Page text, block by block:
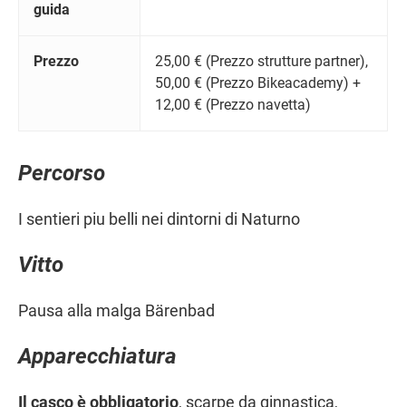
guida
Prezzo
25,00 € (Prezzo strutture partner),
50,00 € (Prezzo Bikeacademy) +
12,00 € (Prezzo navetta)
Percorso
I sentieri piu belli nei dintorni di Naturno
Vitto
Pausa alla malga Bärenbad
Apparecchiatura
Il casco è obbligatorio, scarpe da ginnastica,